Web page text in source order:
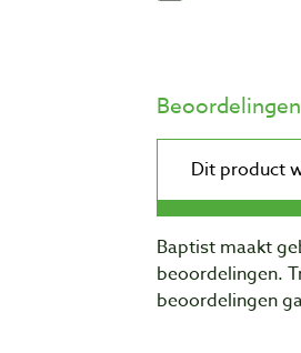
Beoordelingen
Baptist maakt
beoordelingen.
beoordelingen